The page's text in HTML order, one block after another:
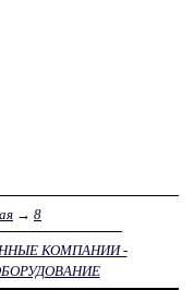
→ 8
КОМПАНИИ -